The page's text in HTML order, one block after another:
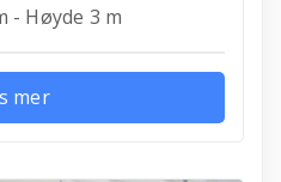
- Høyde 3 m
mer